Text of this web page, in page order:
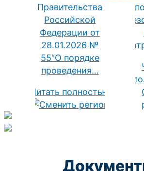
Правительства
Российской
Федерации от
28.01.2026 №
55″О порядке
проведения…
Читать полностью